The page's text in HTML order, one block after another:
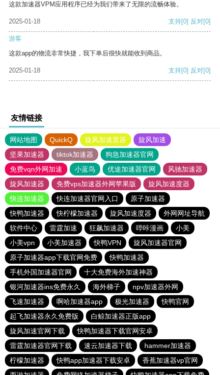
这款加速器VPM应用程序已经为我们带来了无限的流畅体验。
2025-01-18 支持[0] 反对[0]
游客
这款app的物流非常快捷，我下单后很快就能收到商品。
2025-01-18 支持[0] 反对[0]
友情链接
网站地图 QuickQ 旋风加速度器
旋风加速
坚果加速器
tiktok加速器
狗急加速器官网
免费vqn外网加速
小蓝鸟 优途加速器官网
风驰加速器
旋风加速器
免费vps加速器外网苹果版
旋风加速度器
快连加速器
快连加速器官网入口
原子加速器
快鸭加速器
快柠檬加速器 旋风加速度器
外网网址导航
软件中心
雷霆加速 狂飙加速器 哔咔漫画
小美
小美vpn
小美加速器 快鸭VPN
旋风加速器官网
原子加速器app下载官网免费
快鸭加速器
手机外国加速器官网
十大免费海外加速神器
银河加速器ins免费永久
海外梯子
npv加速器外网
飞速加速器
啊哈加速器app 极光加速器
快鸭官网
起飞加速器永久免费版
白鲸加速器正版app
旋风加速官网下载
快鸭加速器下载官网安卓
雷霆加速器官网下载
速云加速器下载
hammer加速器
柠檬加速器
快鸭app加速器下载安卓
香蕉加速器vp官网